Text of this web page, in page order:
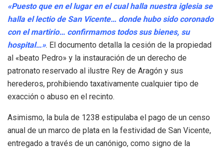
«Puesto que en el lugar en el cual halla nuestra iglesia se
halla el lectio de San Vicente… donde hubo sido coronado
con el martirio… confirmamos todos sus bienes, su
hospital…». El documento detalla la cesión de la propiedad
al «beato Pedro» y la instauración de un derecho de
patronato reservado al ilustre Rey de Aragón y sus
herederos, prohibiendo taxativamente cualquier tipo de
exacción o abuso en el recinto.
Asimismo, la bula de 1238 estipulaba el pago de un censo
anual de un marco de plata en la festividad de San Vicente,
entregado a través de un canónigo, como signo de la